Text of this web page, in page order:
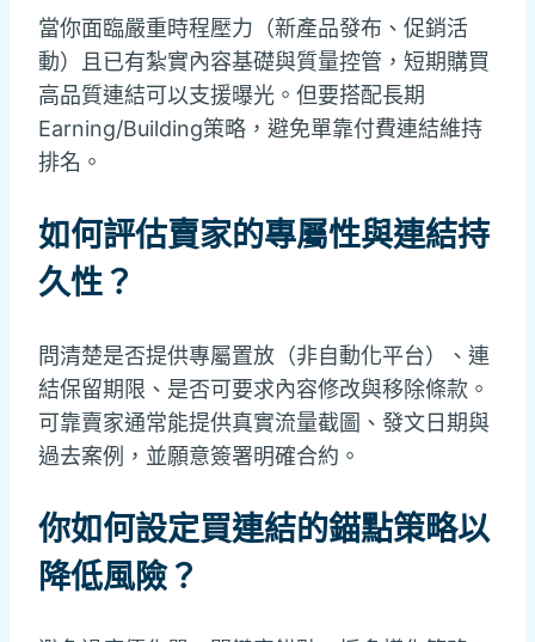
當你面臨嚴重時程壓力（新產品發布、促銷活
動）且已有紮實內容基礎與質量控管，短期購買
高品質連結可以支援曝光。但要搭配長期
Earning/Building策略，避免單靠付費連結維持
排名。
如何評估賣家的專屬性與連結持
久性？
問清楚是否提供專屬置放（非自動化平台）、連
結保留期限、是否可要求內容修改與移除條款。
可靠賣家通常能提供真實流量截圖、發文日期與
過去案例，並願意簽署明確合約。
你如何設定買連結的錨點策略以
降低風險？